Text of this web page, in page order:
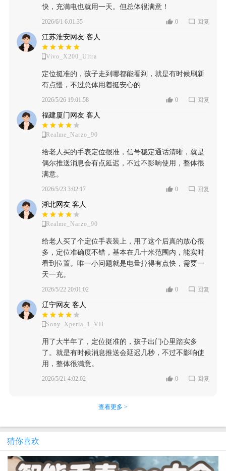
快，充满电也就用一天。但总体很满意！
2026/6/1 6:01:35 0 回复
江苏淮安网友 客人
Vivo_X200_Ultra
定位挺准的，孩子走到哪都能看到，就是有时候刷新
有点慢，不过总体用着挺安心的
2026/5/26 19:01:58 0 回复
福建厦门网友 客人
Realme_Narzo_90
给老人买的手表定位很准，信号稳定通话清晰，就是
偶尔推送消息会有点延迟，不过不影响使用，整体很
满意。
2026/5/23 3:02:17 0 回复
湖北网友 客人
Realme_Narzo_90
给老人买了个定位手表装上，用了这个后真的放心很
多，定位准确度不错，基本在几十米范围内，能实时
看到位置。唯一小问题就是电量掉得有点快，需要一
天一充。
2026/5/22 20:01:02 0 回复
辽宁网友 客人
Sony_Xperia_1_VII
用了大半年了，定位挺准的，孩子出门心里踏实多
了。就是有时候消息推送会延迟几秒，不过不影响使
用，整体很满意。
2026/5/21 4:02:02 0 回复
查看更多 >
猜你喜欢